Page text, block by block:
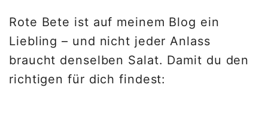
Rote Bete ist auf meinem Blog ein
Liebling – und nicht jeder Anlass
braucht denselben Salat. Damit du den
richtigen für dich findest: